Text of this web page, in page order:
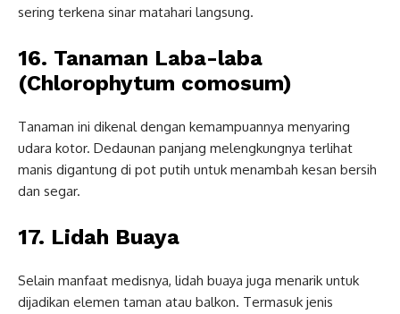
sering terkena sinar matahari langsung.
16. Tanaman Laba-laba
(Chlorophytum comosum)
Tanaman ini dikenal dengan kemampuannya menyaring
udara kotor. Dedaunan panjang melengkungnya terlihat
manis digantung di pot putih untuk menambah kesan bersih
dan segar.
17. Lidah Buaya
Selain manfaat medisnya, lidah buaya juga menarik untuk
dijadikan elemen taman atau balkon. Termasuk jenis